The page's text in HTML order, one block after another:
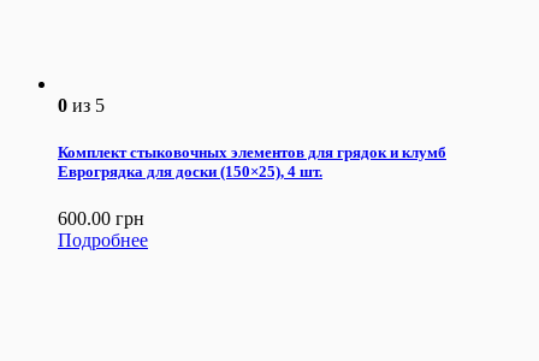
0 из 5
Комплект стыковочных элементов для грядок и клумб
Еврогрядка для доски (150×25), 4 шт.
600.00 грн
Подробнее